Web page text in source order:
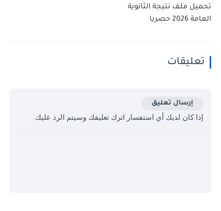
تحميل ملف نتيجة الثانوية
العامة 2026 حصريا
تعليقات
إرسال تعليق
إذا كان لديك أي استفسار اترك تعليقك وسيتم الرد عليك